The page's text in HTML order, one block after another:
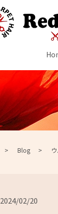
Blog
2024/02/20